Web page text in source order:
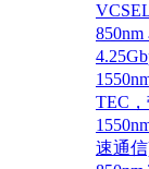
TEC，
速通